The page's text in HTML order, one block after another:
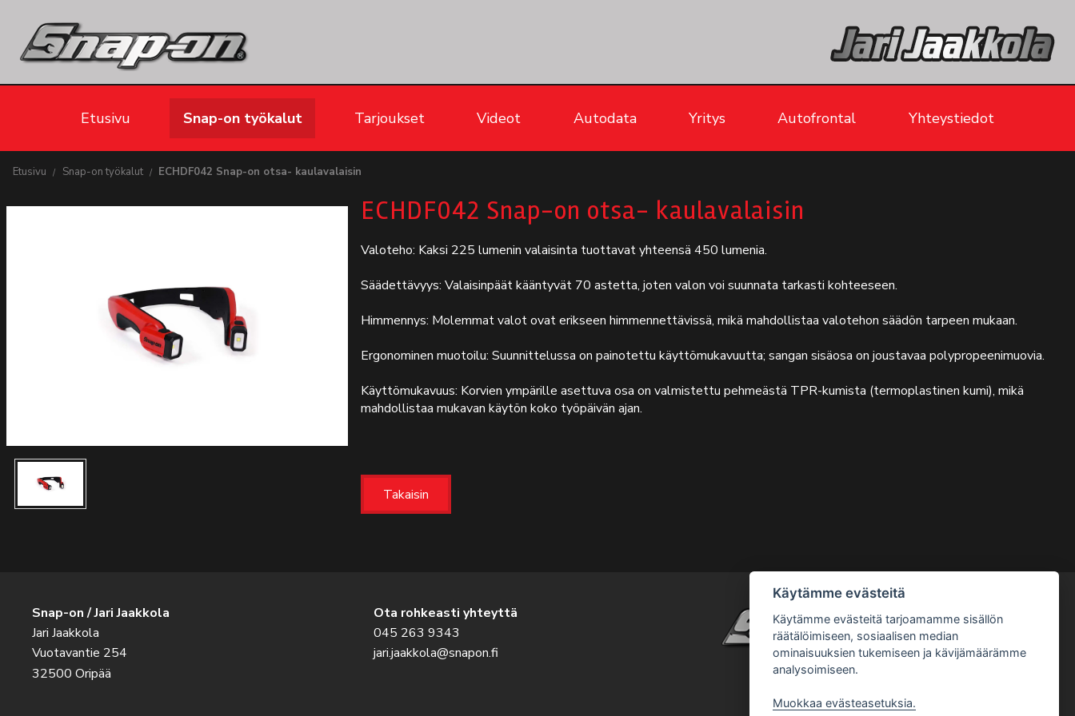
Etusivu Snap-on työkalut Tarjoukset Videot Autodata Yritys Autofrontal Yhteystiedot
Etusivu Snap-on työkalut ECHDF042 Snap-on otsa- kaulavalaisin
ECHDF042 Snap-on otsa- kaulavalaisin
Valoteho: Kaksi 225 lumenin valaisinta tuottavat yhteensä 450 lumenia.
Säädettävyys: Valaisinpäät kääntyvät 70 astetta, joten valon voi suunnata tarkasti kohteeseen.
Himmennys: Molemmat valot ovat erikseen himmennettävissä, mikä mahdollistaa valotehon säädön tarpeen mukaan.
Ergonominen muotoilu: Suunnittelussa on painotettu käyttömukavuutta; sangan sisäosa on joustavaa polypropeenimuovia.
Käyttömukavuus: Korvien ympärille asettuva osa on valmistettu pehmeästä TPR-kumista (termoplastinen kumi), mikä
mahdollistaa mukavan käytön koko työpäivän ajan.
Takaisin
Snap-on / Jari Jaakkola
Jari Jaakkola
Vuotavantie 254
32500 Oripää
Ota rohkeasti yhteyttä
045 263 9343
jari.jaakkola@snapon.fi
Käytämme evästeitä
Käytämme evästeitä tarjoamamme sisällön
räätälöimiseen, sosiaalisen median
ominaisuuksien tukemiseen ja kävijämäärämme
analysoimiseen.
Muokkaa evästeasetuksia.